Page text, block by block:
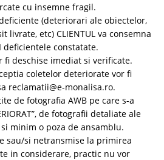
cu insemne fragil.
(deteriorari ale obiectelor,
livrate, etc) CLIENTUL va consemna
deficientele constatate.
fi deschise imediat si verificate.
coletelor deteriorate vor fi
reclamatii@e-monalisa.ro.
de fotografia AWB pe care s-a
de fotografii detaliate ale
minim o poza de ansamblu.
sau/si netransmise la primirea
in considerare, practic nu vor